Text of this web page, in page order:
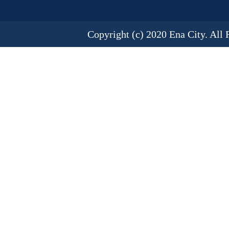
Copyright (c) 2020 Ena City. All